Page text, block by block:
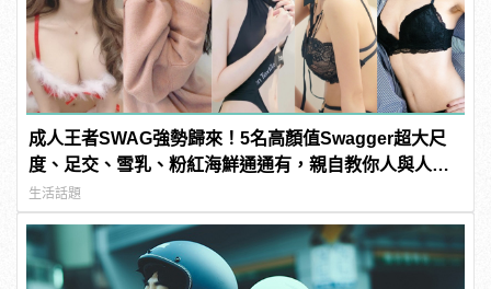
成人王者SWAG強勢歸來！5名高顏值Swagger超大尺
度、足交、雪乳、粉紅海鮮通通有，親自教你人與人的
連結！ | manfashion這樣變型男
生活話題